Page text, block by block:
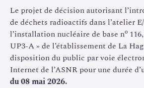
Le projet de décision autorisant
de déchets radioactifs dans l’atelier
l’installation nucléaire de base no
UP3-A » de l’établissement de La
disposition du public par voie
Internet de l’ASNR pour une durée
du 08 mai 2026.